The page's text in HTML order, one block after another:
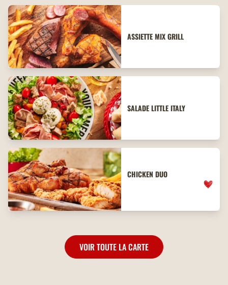
ASSIETTE MIX GRILL
SALADE LITTLE ITALY
CHICKEN DUO
VOIR TOUTE LA CARTE